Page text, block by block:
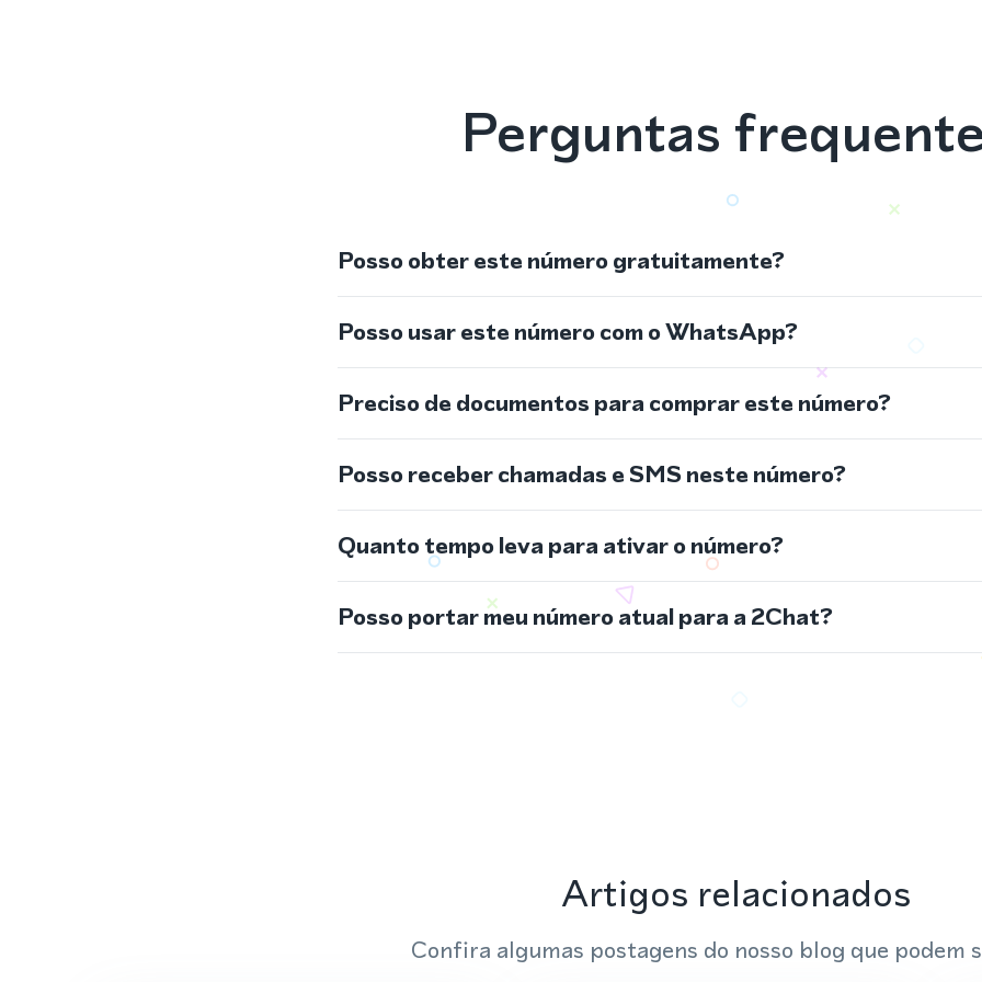
Perguntas
Posso obter este número gratuitamente?
Posso usar este número com o WhatsApp?
Preciso de documentos para comprar este número?
Posso receber chamadas e SMS neste número?
Quanto tempo leva para ativar o número?
Posso portar meu número atual para a 2Chat?
Artigos relacionados
Confira algumas postagens do nosso blog que podem